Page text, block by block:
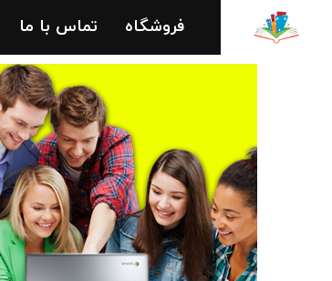
فروشگاه تماس با ما